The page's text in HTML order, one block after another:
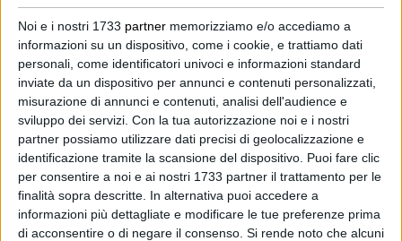
Noi e i nostri 1733 partner memorizziamo e/o accediamo a
informazioni su un dispositivo, come i cookie, e trattiamo dati
personali, come identificatori univoci e informazioni standard
inviate da un dispositivo per annunci e contenuti personalizzati,
misurazione di annunci e contenuti, analisi dell'audience e
sviluppo dei servizi. Con la tua autorizzazione noi e i nostri
partner possiamo utilizzare dati precisi di geolocalizzazione e
identificazione tramite la scansione del dispositivo. Puoi fare clic
per consentire a noi e ai nostri 1733 partner il trattamento per le
finalità sopra descritte. In alternativa puoi accedere a
informazioni più dettagliate e modificare le tue preferenze prima
di acconsentire o di negare il consenso. Si rende noto che alcuni
I programmi tv di oggi su Sky Sport Calcio
6.00
Sky Sport Calcio
(202)
CHELSEA - MILAN
SPORT CALCIO
7.45
Sky Sport Calcio
(202)
PREMIER 30
SPORT CALCIO
+ INFO »